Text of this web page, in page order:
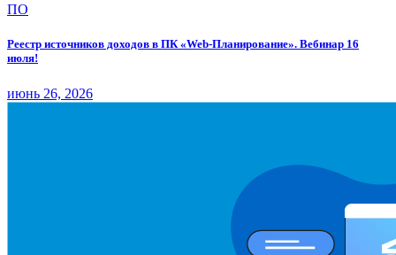
ПО
Реестр источников доходов в ПК «Web-Планирование». Вебинар 16
июля!
июнь 26, 2026